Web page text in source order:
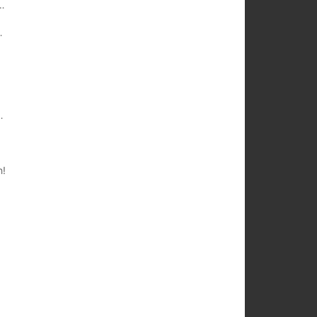
đoạn hai: Xây dựng nơi trú ẩn!
từ mạt thế!
gặp ngài!"